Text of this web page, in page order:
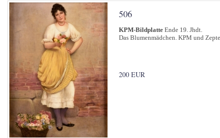
506
KPM-Bildplatte Ende 19. Jhdt.
Das Blumenmädchen. KPM und
200 EUR